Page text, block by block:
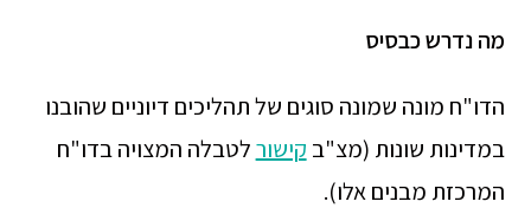
מה נדרש כבסיס
הדו"ח מונה שמונה סוגים של תהליכים דיוניים שהובנו
במדינות שונות (מצ"ב קישורלטבלה המצויה בדו"ח
המרכזת מבנים אלו).